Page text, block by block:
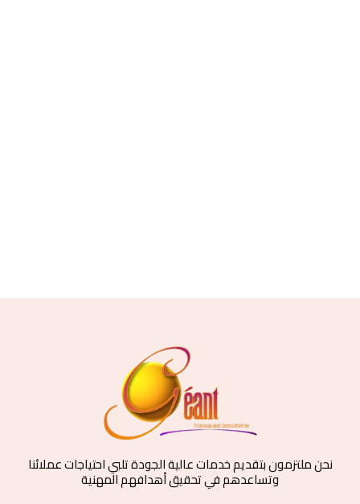
نحن ملتزمون بتقديم خدمات عالية الجودة تلبي احتياجات عملائنا
وتساعدهم في تحقيق أهدافهم المهنية